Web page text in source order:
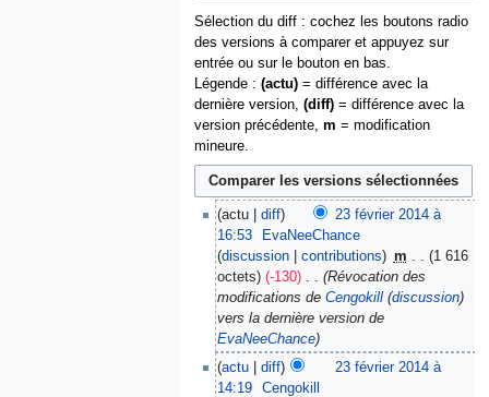
Sélection du diff : cochez les boutons radio
des versions à comparer et appuyez sur
entrée ou sur le bouton en bas.
Légende : (actu)= différence avec la
dernière version, (diff)= différence avec la
version précédente, m = modification
mineure.
actu diff
23 février 2014 à
16:53
EvaNeeChance
discussion
contributions m
1 616
octets
-130
Révocation des
modifications deCengokill (discussion)
vers la dernière version de
EvaNeeChance
actu
diff
23 février 2014 à
14:19
Cengokill